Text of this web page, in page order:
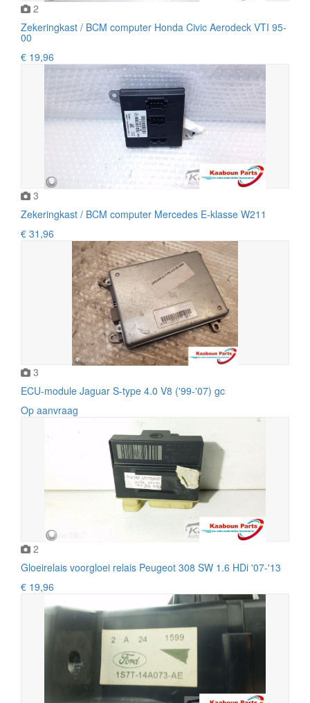
2
Zekeringkast / BCM computer Honda Civic Aerodeck VTI 95-
00
€ 19,96
3
Zekeringkast / BCM computer Mercedes E-klasse W211
€ 31,96
3
ECU-module Jaguar S-type 4.0 V8 ('99-'07) gc
Op aanvraag
2
Gloeirelais voorgloei relais Peugeot 308 SW 1.6 HDi '07-'13
€ 19,96